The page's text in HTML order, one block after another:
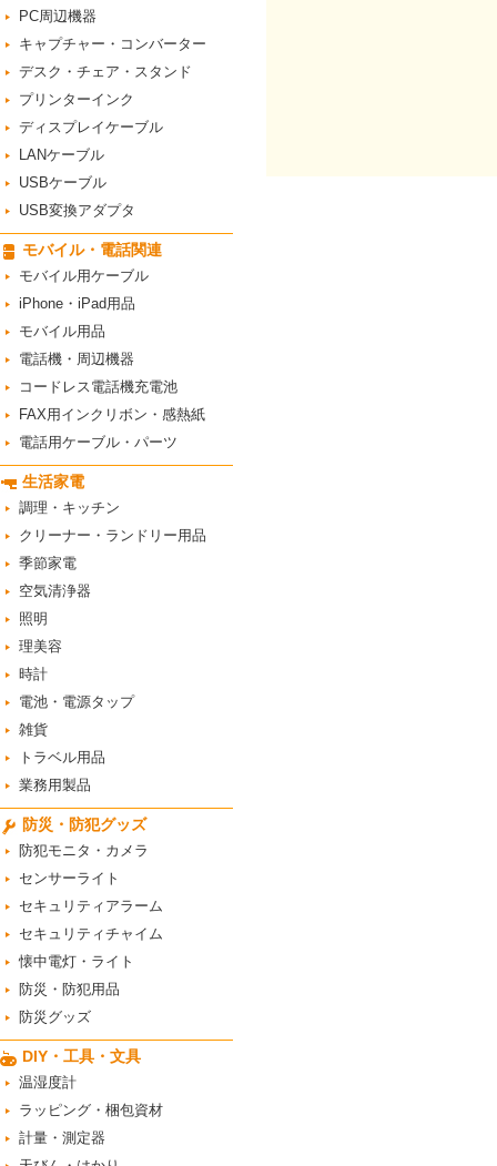
PC周辺機器
キャプチャー・コンバーター
デスク・チェア・スタンド
プリンターインク
ディスプレイケーブル
LANケーブル
USBケーブル
USB変換アダプタ
モバイル・電話関連
モバイル用ケーブル
iPhone・iPad用品
モバイル用品
電話機・周辺機器
コードレス電話機充電池
FAX用インクリボン・感熱紙
電話用ケーブル・パーツ
生活家電
調理・キッチン
クリーナー・ランドリー用品
季節家電
空気清浄器
照明
理美容
時計
電池・電源タップ
雑貨
トラベル用品
業務用製品
防災・防犯グッズ
防犯モニタ・カメラ
センサーライト
セキュリティアラーム
セキュリティチャイム
懐中電灯・ライト
防災・防犯用品
防災グッズ
DIY・工具・文具
温湿度計
ラッピング・梱包資材
計量・測定器